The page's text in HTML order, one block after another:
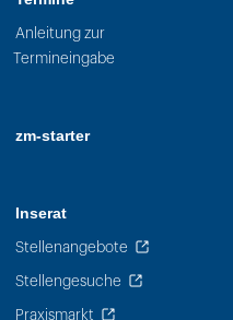
Anleitung zur
Termineingabe
zm-starter
Inserat
Stellenangebote
Stellengesuche
Praxismarkt